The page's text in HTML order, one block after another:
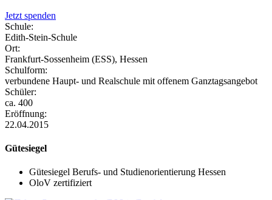
Jetzt spenden
Schule:
Edith-Stein-Schule
Ort:
Frankfurt-Sossenheim (ESS), Hessen
Schulform:
verbundene Haupt- und Realschule mit offenem Ganztagsangebot
Schüler:
ca. 400
Eröffnung:
22.04.2015
Gütesiegel
Gütesiegel Berufs- und Studienorientierung Hessen
OloV zertifiziert